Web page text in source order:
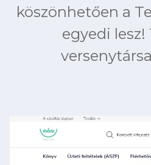
köszönhetően a
egyedi lesz!